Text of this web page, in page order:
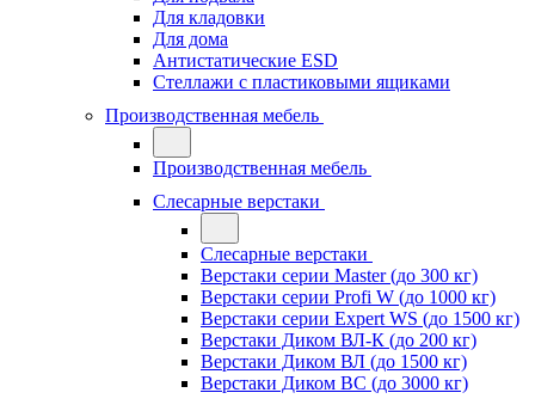
Для кладовки
Для дома
Антистатические ESD
Стеллажи с пластиковыми ящиками
Производственная мебель
Производственная мебель
Слесарные верстаки
Слесарные верстаки
Верстаки серии Master (до 300 кг)
Верстаки серии Profi W (до 1000 кг)
Верстаки серии Expert WS (до 1500 кг)
Верстаки Диком ВЛ-К (до 200 кг)
Верстаки Диком ВЛ (до 1500 кг)
Верстаки Диком ВС (до 3000 кг)